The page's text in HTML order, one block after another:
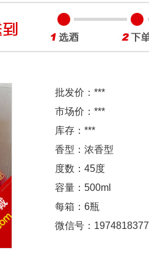
批发价： ***
市场价： ***
库存： ***
香型：浓香型
度数：45度
容量：500ml
每箱：6瓶
微信号：1974818377